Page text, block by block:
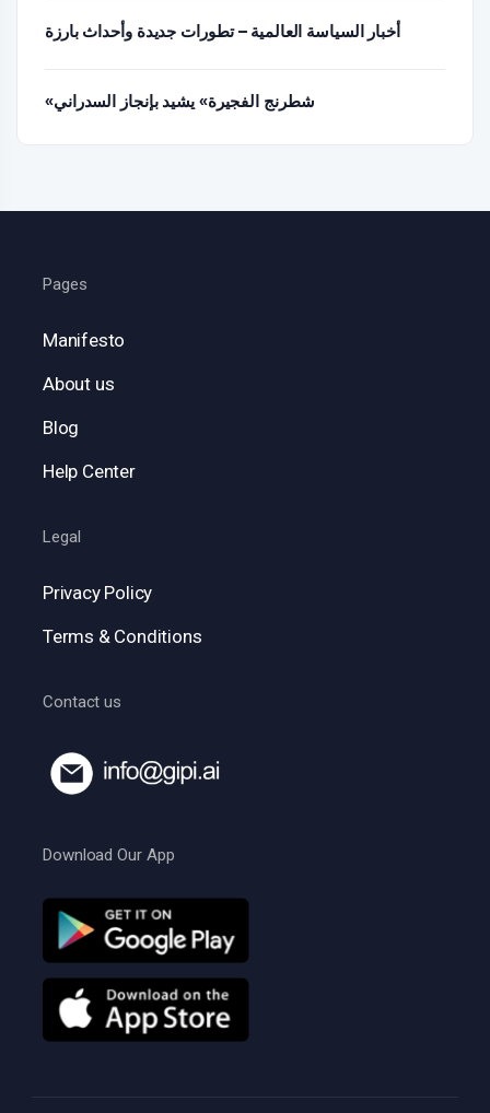
أخبار السياسة العالمية – تطورات جديدة وأحداث بارزة
«شطرنج الفجيرة» يشيد بإنجاز السدراني
Pages
Manifesto
About us
Blog
Help Center
Legal
Privacy Policy
Terms & Conditions
Contact us
Download Our App